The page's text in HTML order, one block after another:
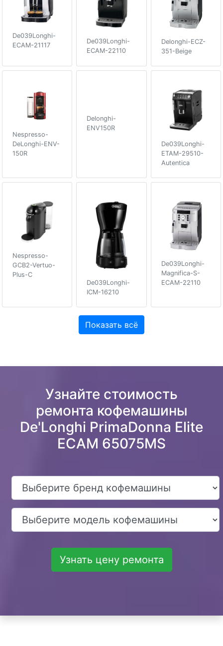
De039Longhi-
ECAM-21117
De039Longhi-
ECAM-22110
Delonghi-ECZ-
351-Beige
Nespresso-
DeLonghi-ENV-
150R
Delonghi-
ENV150R
De039Longhi-
ETAM-29510-
Autentica
Nespresso-
GCB2-Vertuo-
Plus-C
De039Longhi-
ICM-16210
De039Longhi-
Magnifica-S-
ECAM-22110
Показать всё
Узнайте стоимость
ремонта кофемашины
De'Longhi PrimaDonna Elite
ECAM 65075MS
Узнать цену ремонта